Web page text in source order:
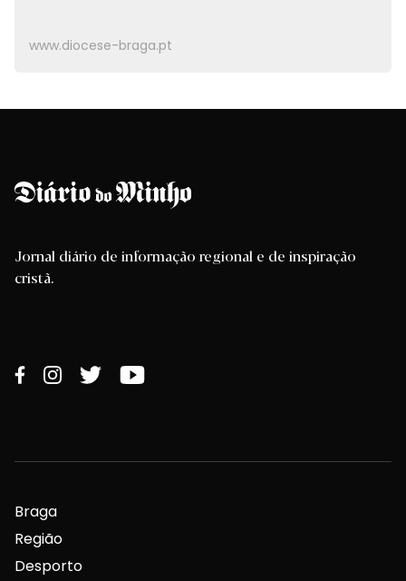
www.diocese-braga.pt
Jornal diário de informação regional e de inspiração
cristã.
Braga
Região
Desporto